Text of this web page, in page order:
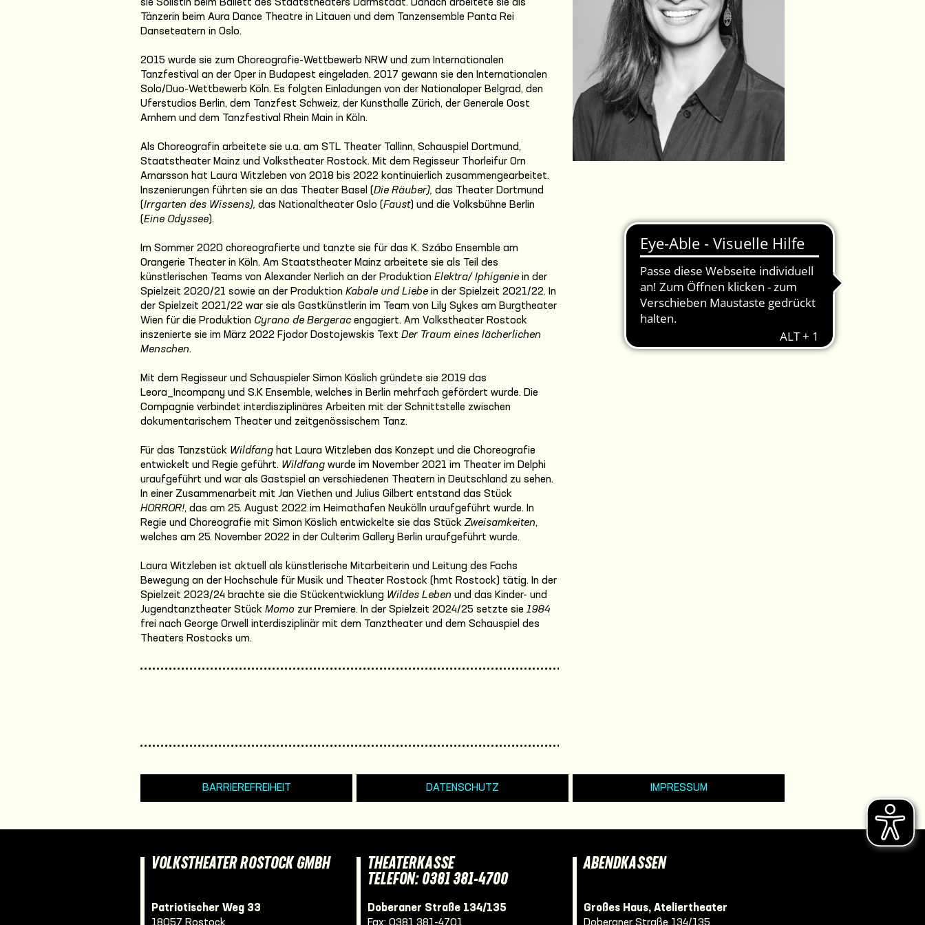
sie Solistin beim Ballett des Staatstheaters Darmstadt. Danach arbeitete sie als
Tänzerin beim Aura Dance Theatre in Litauen und dem Tanzensemble Panta Rei
Danseteatern in Oslo.
2015 wurde sie zum Choreografie-Wettbewerb NRW und zum Internationalen
Tanzfestival an der Oper in Budapest eingeladen. 2017 gewann sie den Internationalen
Solo/Duo-Wettbewerb Köln. Es folgten Einladungen von der Nationaloper Belgrad, den
Uferstudios Berlin, dem Tanzfest Schweiz, der Kunsthalle Zürich, der Generale Oost
Arnhem und dem Tanzfestival Rhein Main in Köln.
Als Choreografin arbeitete sie u.a. am STL Theater Tallinn, Schauspiel Dortmund,
Staatstheater Mainz und Volkstheater Rostock. Mit dem Regisseur Thorleifur Orn
Arnarsson hat Laura Witzleben von 2018 bis 2022 kontinuierlich zusammengearbeitet.
Inszenierungen führten sie an das Theater Basel (Die Räuber), das Theater Dortmund
(Irrgarten des Wissens), das Nationaltheater Oslo (Faust) und die Volksbühne Berlin
(Eine Odyssee).
Im Sommer 2020 choreografierte und tanzte sie für das K. Szábo Ensemble am
Orangerie Theater in Köln. Am Staatstheater Mainz arbeitete sie als Teil des
künstlerischen Teams von Alexander Nerlich an der Produktion Elektra/ Iphigenie in der
Spielzeit 2020/21 sowie an der Produktion Kabale und Liebe in der Spielzeit 2021/22. In
der Spielzeit 2021/22 war sie als Gastkünstlerin im Team von Lily Sykes am Burgtheater
Wien für die Produktion Cyrano de Bergerac engagiert. Am Volkstheater Rostock
inszenierte sie im März 2022 Fjodor Dostojewskis Text Der Traum eines lächerlichen
Menschen.
Mit dem Regisseur und Schauspieler Simon Köslich gründete sie 2019 das
Leora_Incompany und S.K Ensemble, welches in Berlin mehrfach gefördert wurde. Die
Compagnie verbindet interdisziplinäres Arbeiten mit der Schnittstelle zwischen
dokumentarischem Theater und zeitgenössischem Tanz.
Für das Tanzstück Wildfang hat Laura Witzleben das Konzept und die Choreografie
entwickelt und Regie geführt. Wildfang wurde im November 2021 im Theater im Delphi
uraufgeführt und war als Gastspiel an verschiedenen Theatern in Deutschland zu sehen.
In einer Zusammenarbeit mit Jan Viethen und Julius Gilbert entstand das Stück
HORROR!, das am 25. August 2022 im Heimathafen Neukölln uraufgeführt wurde. In
Regie und Choreografie mit Simon Köslich entwickelte sie das Stück Zweisamkeiten,
welches am 25. November 2022 in der Culterim Gallery Berlin uraufgeführt wurde.
Laura Witzleben ist aktuell als künstlerische Mitarbeiterin und Leitung des Fachs
Bewegung an der Hochschule für Musik und Theater Rostock (hmt Rostock) tätig. In der
Spielzeit 2023/24 brachte sie die Stückentwicklung Wildes Leben und das Kinder- und
Jugendtanztheater Stück Momo zur Premiere. In der Spielzeit 2024/25 setzte sie 1984
frei nach George Orwell interdisziplinär mit dem Tanztheater und dem Schauspiel des
Theaters Rostocks um.
BARRIEREFREIHEIT DATENSCHUTZ IMPRESSUM
VOLKSTHEATER ROSTOCK GMBH
Patriotischer Weg 33
18057 Rostock
THEATERKASSE
TELEFON: 0381 381-4700
Doberaner Straße 134/135
Fax: 0381 381-4701
ABENDKASSEN
Großes Haus, Ateliertheater
Doberaner Straße 134/135